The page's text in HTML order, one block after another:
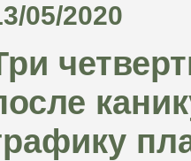
05/2020